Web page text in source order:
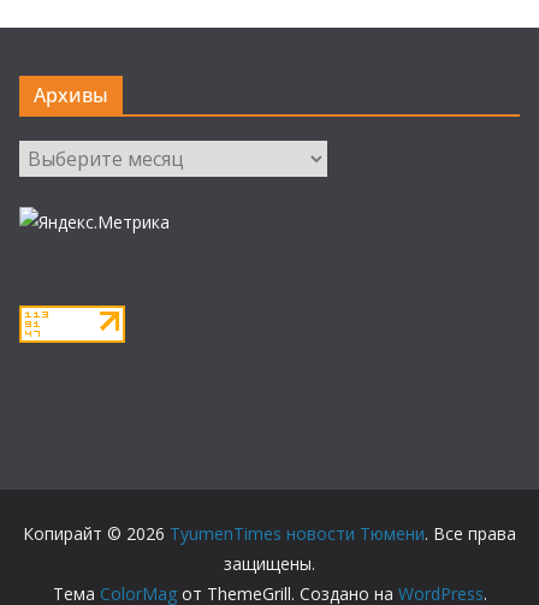
Архивы
Архивы
Копирайт © 2026 TyumenTimes новости Тюмени. Все права
защищены.
Тема ColorMagот ThemeGrill. Создано на WordPress.